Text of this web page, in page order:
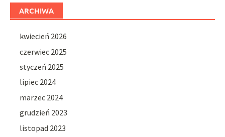
ARCHIWA
kwiecień 2026
czerwiec 2025
styczeń 2025
lipiec 2024
marzec 2024
grudzień 2023
listopad 2023